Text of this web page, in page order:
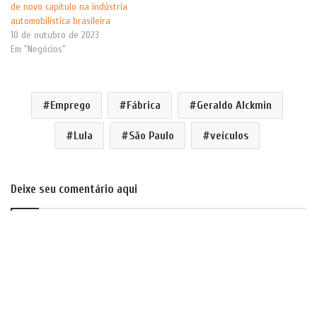
de novo capítulo na indústria
automobilística brasileira
10 de outubro de 2023
Em "Negócios"
Emprego Fábrica Geraldo Alckmin
Lula São Paulo veículos
Deixe seu comentário aqui